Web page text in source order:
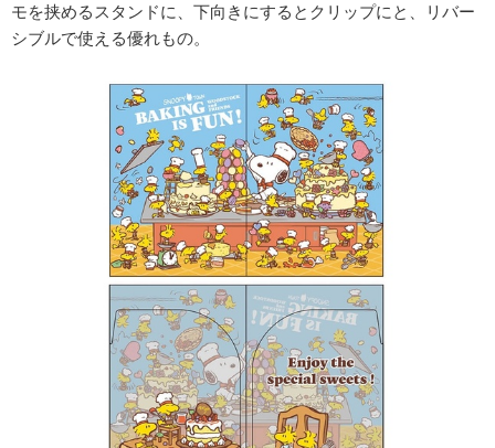
モを挟めるスタンドに、下向きにするとクリップにと、リバー
シブルで使える優れもの。